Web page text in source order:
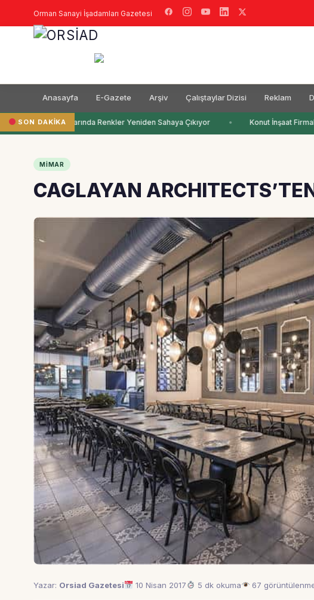
Orman Sanayi İşadamları Gazetesi
Anasayfa E-Gazete Arşiv Çalıştaylar Dizisi Reklam
SON DAKIKA
Çocuk Odalarında Renkler Yeniden Sahaya Çıkıyor Konut İnşaat
MIMAR
CAGLAYAN
Yazar: Orsiad Gazetesi 10 Nisan 2017 5 dk okuma 67